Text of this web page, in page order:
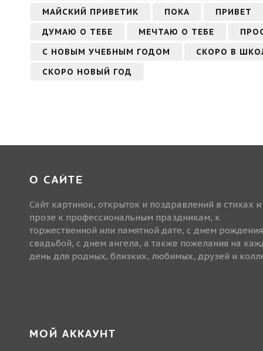
МАЙСКИЙ ПРИВЕТИК
ПОКА
ПРИВЕТ
ДУМАЮ О ТЕБЕ
МЕЧТАЮ О ТЕБЕ
С НОВЫМ УЧЕБНЫМ ГОДОМ
СКОРО В
СКОРО НОВЫЙ ГОД
О САЙТЕ
Сайт картинок, открыток и поздравлений в стихах и
прозе к профессиональным праздникам, к
торжественной или памятной дате, с днем
свадьбой, с днем ангела, а также пожелания на
день для родных, близких, любимых, друзей и
МОЙ АККАУНТ